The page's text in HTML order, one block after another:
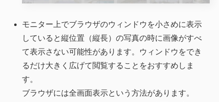
モニター上でブラウザのウィンドウを小さめに表示
していると縦位置（縦長）の写真の時に画像がすべ
て表示さない可能性があります。ウィンドウをでき
るだけ大きく広げて閲覧することをおすすめしま
す。
ブラウザには全画面表示という方法があります。